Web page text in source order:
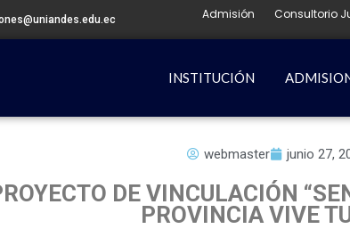
Admisión Consultorio
INSTITUCIÓN
webmaster junio 27,
DE VINCULACIÓN
PROVINCIA VIVE